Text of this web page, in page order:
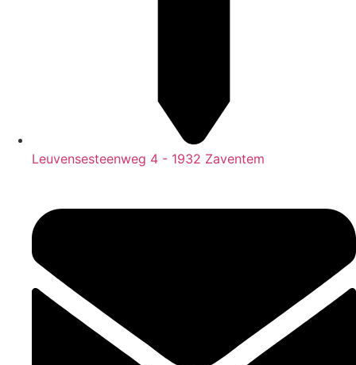
Leuvensesteenweg 4 - 1932 Zaventem